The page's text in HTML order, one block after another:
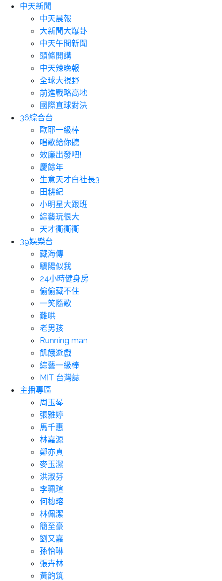
中天新聞
中天晨報
大新聞大爆卦
中天午間新聞
頭條開講
中天辣晚報
全球大視野
前進戰略高地
國際直球對決
36綜合台
歐耶一級棒
唱歌給你聽
效廉出發吧!
慶餘年
生意天才白社長3
田耕紀
小明星大跟班
綜藝玩很大
天才衝衝衝
39娛樂台
藏海傳
驕陽似我
24小時健身房
偷偷藏不住
一笑隨歌
難哄
老男孩
Running man
飢餓遊戲
綜藝一級棒
MIT 台灣誌
主播專區
周玉琴
張雅婷
馬千惠
林嘉源
鄭亦真
麥玉潔
洪淑芬
李珮瑄
何橞瑢
林佩潔
簡至豪
劉又嘉
孫怡琳
張卉林
黃韵筑